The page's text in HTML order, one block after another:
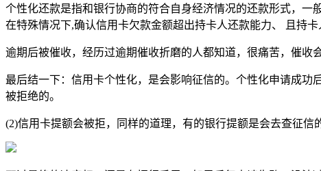
个性化还款是指和银行协商的符合自身经济情况的还款形式，一
在特殊情况下,确认信用卡欠款金额超出持卡人还款能力、 且持
逾期后被催收，经历过逾期催收折磨的人都知道，很痛苦，催收
最后结一下：信用卡个性化，是会影响征信的。个性化申请成
被拒绝的。
(2)信用卡提额会被拒，同样的道理，有的银行提额是会去查征